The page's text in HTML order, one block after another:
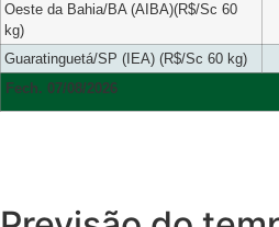
Oeste da Bahia/BA (AIBA)(R$/Sc 60
kg)
Guaratinguetá/SP (IEA) (R$/Sc 60 kg)
Fech. 07/08/2026